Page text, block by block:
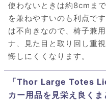
使わないときは約8cmま
を兼ねやすいのも利点で
は不向きなので、椅子兼
ナ、見た目と取り回し重
悔しにくくなります。
「Thor Large Totes
カー用品を見栄え良くま